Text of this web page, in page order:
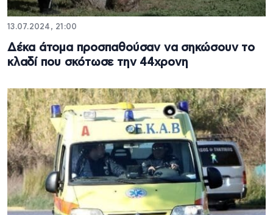
13.07.2024, 21:00
Δέκα άτομα προσπαθούσαν να σηκώσουν το
κλαδί που σκότωσε την 44χρονη